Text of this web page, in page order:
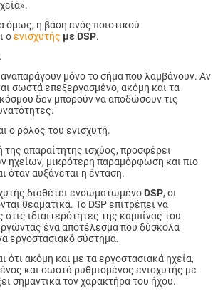
όμως, η βάση ενός ποιοτικού
οενισχυτής με DSP.
μόνο το σήμα που λαμβάνουν. Αν
σωστά επεξεργασμένο, ακόμη και τα
δεν μπορούν να αποδώσουν τις
ο ρόλος του ενισχυτή.
απαραίτητης ισχύος, προσφέρει
ηχείων, μικρότερη παραμόρφωση και πιο
όταν αυξάνεται η ένταση.
διαθέτει ενσωματωμένο DSP, οι
θεαματικά. Το DSP επιτρέπει να
ιδιαιτερότητες της καμπίνας του
ένα αποτέλεσμα που δύσκολα
εργοστασιακό σύστημα.
ότι ακόμη και με τα εργοστασιακά ηχεία,
και σωστά ρυθμισμένος ενισχυτής με
σημαντικά τον χαρακτήρα του ήχου.